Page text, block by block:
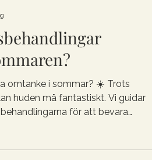
omtanke i sommar? ☀️ Trots
huden må fantastiskt. Vi guidar
för att bevara
Beauty!